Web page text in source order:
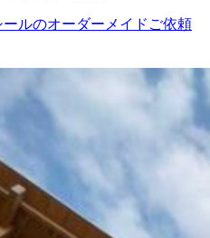
ルのオーダーメイドご依頼